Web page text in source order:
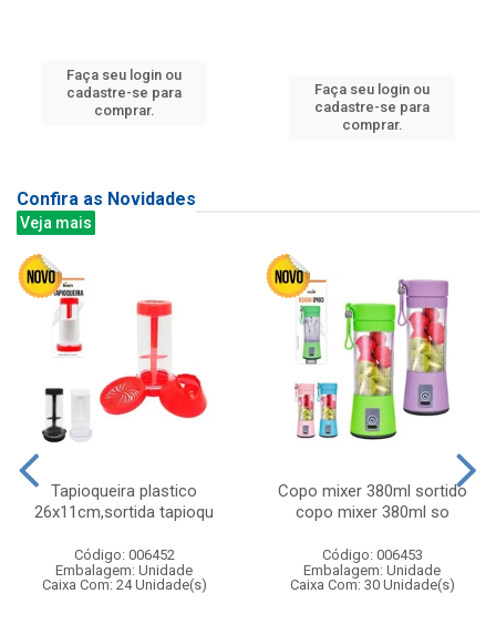
Faça seu login ou
cadastre-se para
comprar.
Faça seu login ou
cadastre-se para
comprar.
Confira as Novidades
Veja mais
Tapioqueira plastico
26x11cm,sortida tapioqu
Código: 006452
Embalagem: Unidade
Caixa Com: 24 Unidade(s)
Copo mixer 380ml sortido
copo mixer 380ml so
Código: 006453
Embalagem: Unidade
Caixa Com: 30 Unidade(s)